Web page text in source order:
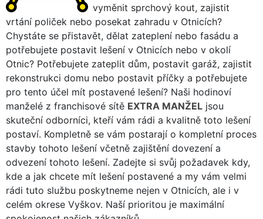
vyměnit sprchový kout, zajistit
vrtání poliček nebo posekat zahradu v Otnicích?
Chystáte se přistavět, dělat zateplení nebo fasádu a
potřebujete postavit lešení v Otnicích nebo v okolí
Otnic? Potřebujete zateplit dům, postavit garáž, zajistit
rekonstrukci domu nebo postavit příčky a potřebujete
pro tento účel mít postavené lešení? Naši hodinoví
manželé z franchisové sítě EXTRA MANŽEL jsou
skuteční odborníci, kteří vám rádi a kvalitně toto lešení
postaví. Kompletně se vám postarají o kompletní proces
stavby tohoto lešení včetně zajištění dovezení a
odvezení tohoto lešení. Zadejte si svůj požadavek kdy,
kde a jak chcete mít lešení postavené a my vám velmi
rádi tuto službu poskytneme nejen v Otnicích, ale i v
celém okrese Vyškov. Naší prioritou je maximální